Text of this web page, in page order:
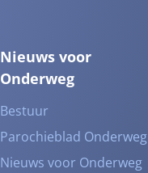
Nieuws voor
Onderweg
Bestuur
Parochieblad Onderweg
Nieuws voor Onderweg